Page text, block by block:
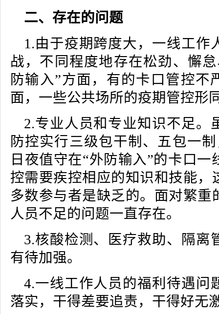
二、存在的问题
1.由于疫期跨度大，一线工作
战，不同程度地存在松劲、懈
防输入”方面，有的卡口管控不
面，一些公共场所的疫期管控形
2.专业人员和专业知识不足。
防控实行三级包干制、五包一
日夜值守在“外防输入”的卡口
控需要疾控相应的知识和技能，
多数参与者是缺乏的。面对繁重
人员不足的问题一直存在。
3.核酸检测、医疗救助、隔离
有待加强。
4.一线工作人员的福利待遇问
落实，干得差要追责，干得好无